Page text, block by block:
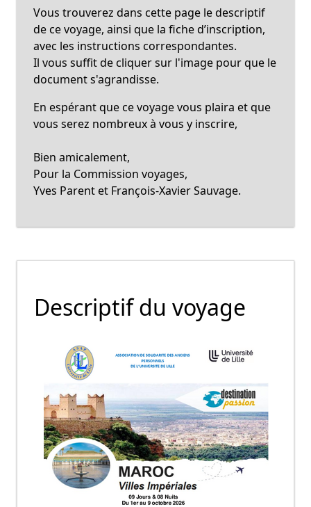
Vous trouverez dans cette page le descriptif
de ce voyage, ainsi que la fiche d’inscription,
avec les instructions correspondantes.
Il vous suffit de cliquer sur l'image pour que le
document s'agrandisse.
En espérant que ce voyage vous plaira et que
vous serez nombreux à vous y inscrire,
Bien amicalement,
Pour la Commission voyages,
Yves Parent et François-Xavier Sauvage.
Descriptif du voyage